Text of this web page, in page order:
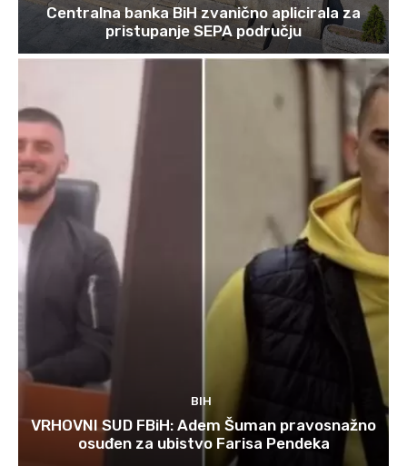
Centralna banka BiH zvanično aplicirala za
pristupanje SEPA području
BIH
VRHOVNI SUD FBiH: Adem Šuman pravosnažno
osuđen za ubistvo Farisa Pendeka